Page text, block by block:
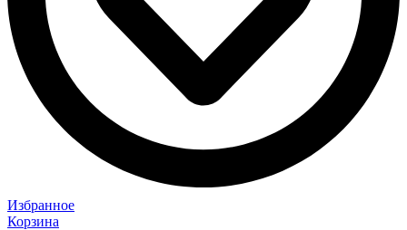
Избранное
Корзина